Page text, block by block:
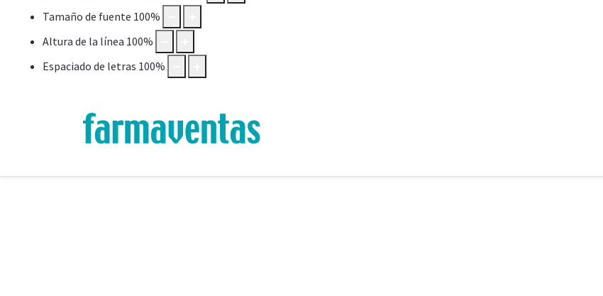
Tamaño de fuente 100%
Altura de la línea 100%
Espaciado de letras 100%